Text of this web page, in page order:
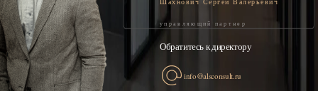
управляющий партнер
Обратитесь к директору
info@alsconsult.ru